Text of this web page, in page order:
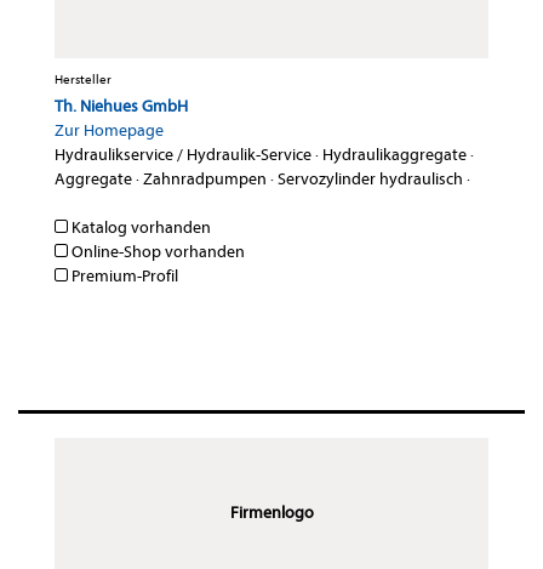
Hersteller
Th. Niehues GmbH
Zur Homepage
Hydraulikservice / Hydraulik-Service· Hydraulikaggregate·
Aggregate·Zahnradpumpen ·Servozylinder hydraulisch ·
Katalog vorhanden
Online-Shop vorhanden
Premium-Profil
Firmenlogo